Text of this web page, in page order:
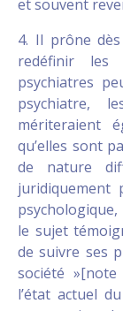
et souvent
4. Il prône
redéfinir les
psychiatres
psychiatre,
mériteraient
qu’elles sont
de nature
le sujet
de suivre ses
société
l’état actuel